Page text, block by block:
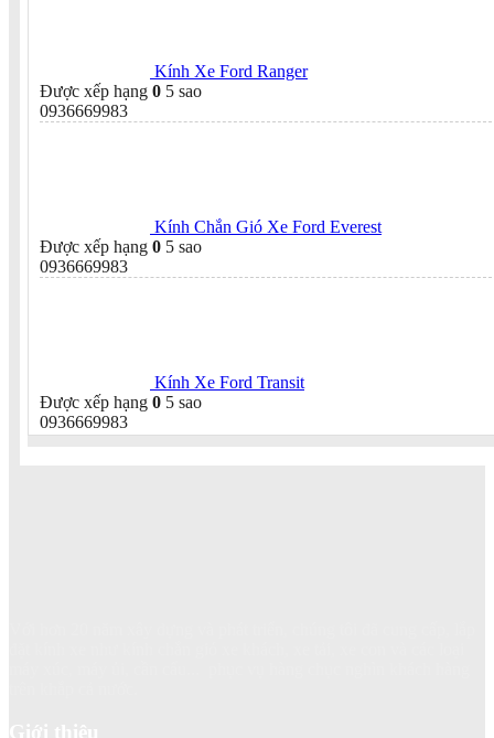
Kính Xe Ford Ranger
Được xếp hạng 0 5 sao
0936669983
Kính Chắn Gió Xe Ford Everest
Được xếp hạng 0 5 sao
0936669983
Kính Xe Ford Transit
Được xếp hạng 0 5 sao
0936669983